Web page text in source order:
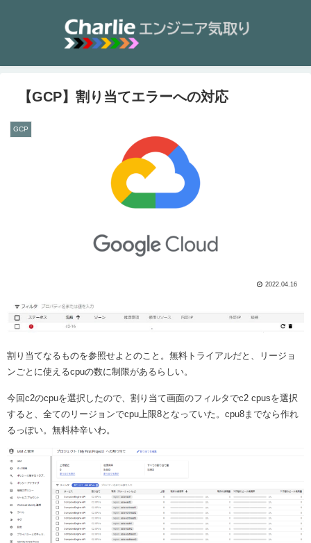
【GCP】割り当てエラーへの対応
GCP
2022.04.16
割り当てなるものを参照せよとのこと。無料トライアルだと、リージョ
ンごとに使えるcpuの数に制限があるらしい。
今回c2のcpuを選択したので、割り当て画面のフィルタでc2 cpusを選択
すると、全てのリージョンでcpu上限8となっていた。cpu8までなら作れ
るっぽい。無料枠辛いわ。